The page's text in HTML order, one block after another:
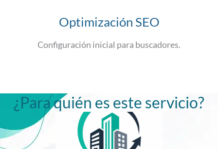
Optimización SEO
Configuración inicial para buscadores.
¿Para quién es este servicio?